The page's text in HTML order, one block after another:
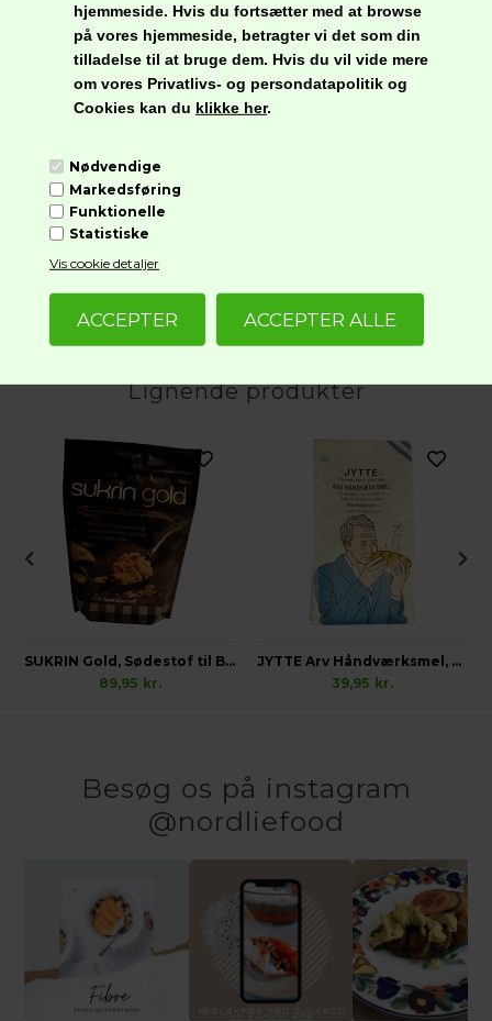
hjemmeside. Hvis du fortsætter med at browse
på vores hjemmeside, betragter vi det som din
tilladelse til at bruge dem. Hvis du vil vide mere
om vores Privatlivs- og persondatapolitik og
Cookies kan du klikke her.
Nødvendige
Markedsføring
Funktionelle
Statistiske
Vis cookie detaljer
Næringsindhold pr. 100 g
Energi
2000 kJ/478 kcal.
Fedt
22,9 g
Heraf mættede
fedtsyrer
11,1 g
Kostfibre
Protein
Salt
Lignende produkter
SUKRIN Gold, Sødestof til Bordbrug
89,95 kr.
JYTTE Arv Håndværksmel, Glutenfri
39,95 kr.
Besøg os på instagram
@nordliefood